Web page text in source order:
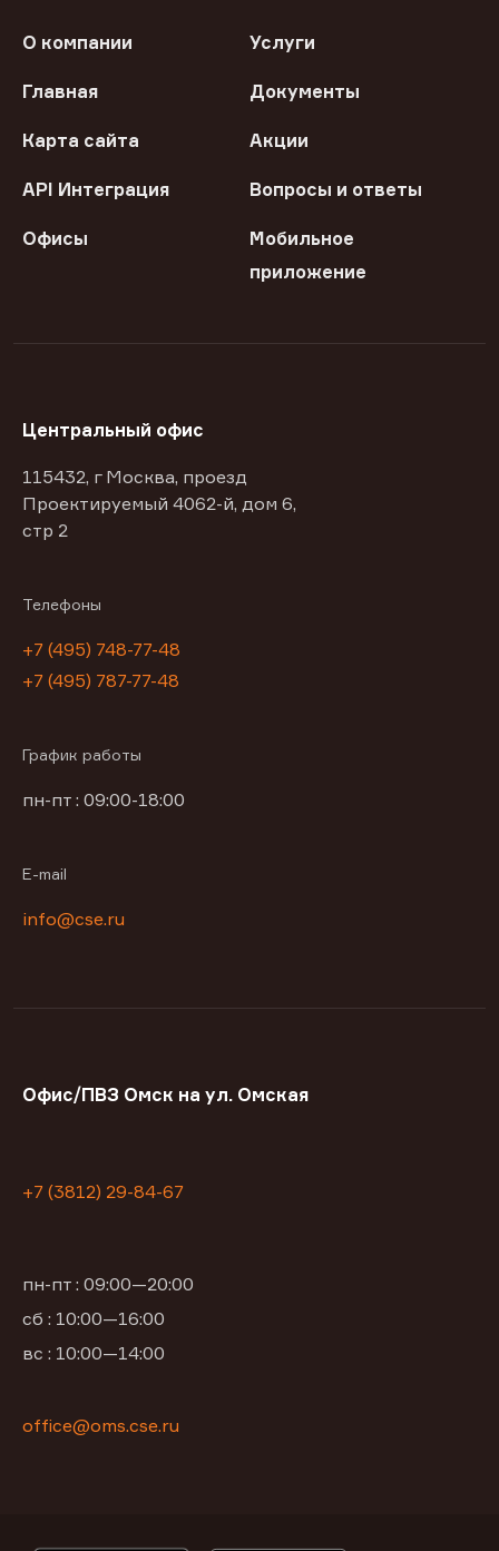
О компании Услуги
Главная Документы
Карта сайта Акции
API Интеграция Вопросы и ответы
Офисы
Мобильное
приложение
Центральный офис
115432, г Москва, проезд
Проектируемый 4062-й, дом 6,
стр 2
Телефоны
+7 (495) 748-77-48
+7 (495) 787-77-48
График работы
пн-пт : 09:00-18:00
E-mail
info@cse.ru
Офис/ПВЗ Омск на ул. Омская
+7 (3812) 29-84-67
пн-пт : 09:00—20:00
сб : 10:00—16:00
вс : 10:00—14:00
office@oms.cse.ru